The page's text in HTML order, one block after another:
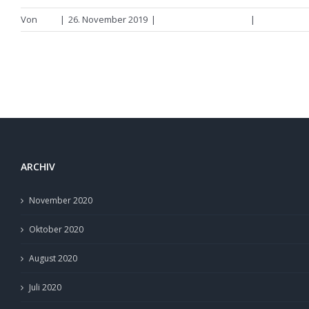
Von | 26. November 2019 | |
ARCHIV
November 2020
Oktober 2020
August 2020
Juli 2020